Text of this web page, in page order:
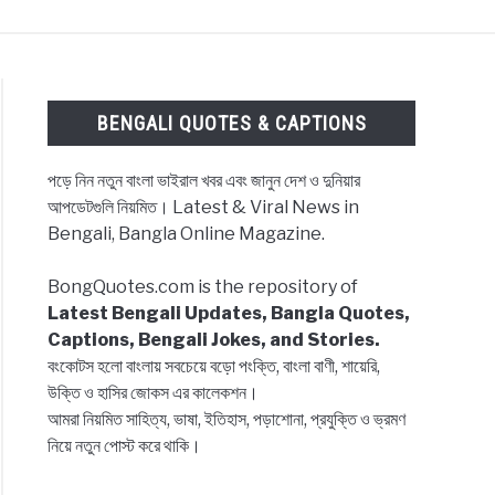
BENGALI QUOTES & CAPTIONS
পড়ে নিন নতুন বাংলা ভাইরাল খবর এবং জানুন দেশ ও দুনিয়ার
আপডেটগুলি নিয়মিত। Latest & Viral News in
Bengali, Bangla Online Magazine.
BongQuotes.com is the repository of
Latest Bengali Updates, Bangla Quotes,
Captions, Bengali Jokes, and Stories.
বংকোটস হলো বাংলায় সবচেয়ে বড়ো পংক্তি, বাংলা বাণী, শায়েরি,
উক্তি ও হাসির জোকস এর কালেকশন।
আমরা নিয়মিত সাহিত্য, ভাষা, ইতিহাস, পড়াশোনা, প্রযুক্তি ও ভ্রমণ
নিয়ে নতুন পোস্ট করে থাকি।